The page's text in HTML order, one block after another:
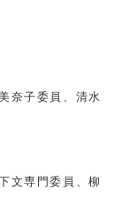
奈子委員、清水
文専門委員、柳